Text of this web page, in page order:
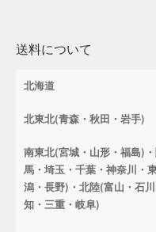
配送状況の確認
送料について
北海道
北東北(青森・秋田・岩手)
南東北(宮城・山形・福島)
馬・埼玉・千葉・神奈川・
潟・長野)・北陸(富山・石
知・三重・岐阜)